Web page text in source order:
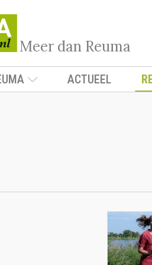
Meer dan Reuma
ACTUEEL